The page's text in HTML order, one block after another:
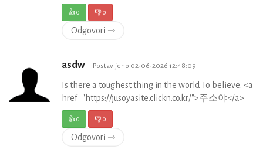
👍0 👎0
Odgovori ⇾
asdw Postavljeno 02-06-2026 12:48:09
Is there a toughest thing in the world To believe. <a
href="https://jusoyasite.clickn.co.kr/">주소야</a>
👍0 👎0
Odgovori ⇾